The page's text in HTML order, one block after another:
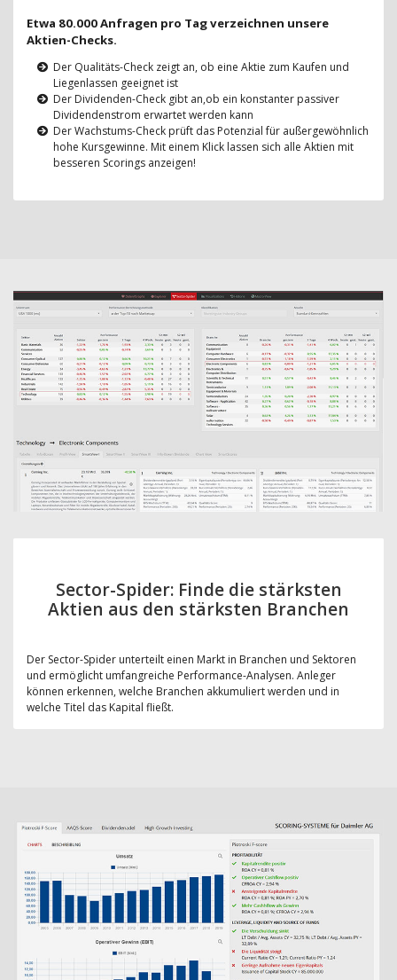
Etwa 80.000 Anfragen pro Tag verzeichnen unsere
Aktien-Checks.
Der Qualitäts-Check zeigt an, ob eine Aktie zum Kaufen und
Liegenlassen geeignet ist
Der Dividenden-Check gibt an,ob ein konstanter passiver
Dividendenstrom erwartet werden kann
Der Wachstums-Check prüft das Potenzial für außergewöhnlich
hohe Kursgewinne. Mit einem Klick lassen sich alle Aktien mit
besseren Scorings anzeigen!
Sector-Spider: Finde die stärksten
Aktien aus den stärksten Branchen
Der Sector-Spider unterteilt einen Markt in Branchen und Sektoren
und ermöglicht umfangreiche Performance-Analysen. Anleger
können erkennen, welche Branchen akkumuliert werden und in
welche Titel das Kapital fließt.